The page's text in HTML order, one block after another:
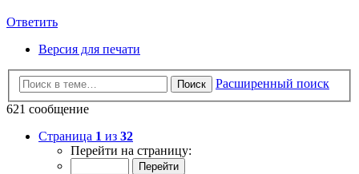
Ответить
Версия для печати
Поиск
Расширенный поиск
621 сообщение
Страница 1 из 32
Перейти на страницу: